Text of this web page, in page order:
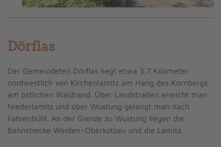
Dörflas
Der Gemeindeteil Dörflas liegt etwa 3,7 Kilometer
nordwestlich von Kirchenlamitz am Hang des Kornbergs
am östlichen Waldrand. Über Landstraßen erreicht man
Niederlamitz und über Wustung gelangt man nach
Fahrenbühl. An der Grenze zu Wustung liegen die
Bahnstrecke Weiden–Oberkotzau und die Lamitz.